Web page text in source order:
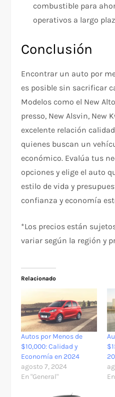
combustible para
operativos a largo
Conclusión
Encontrar un auto por
es posible sin sacrificar
Modelos como el New
presso, New Alsvin, New
excelente relación
quienes buscan un
económico. Evalúa tus
opciones y elige el auto
estilo de vida y
confianza y economía
*Los precios están
variar según la región y
Relacionado
Autos por Menos de
$10,000: Calidad y
Economía en 2024
agosto 7, 2024
En "General"